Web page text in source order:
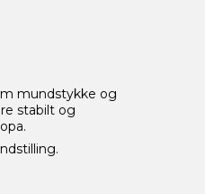
mundstykke og
stabilt og